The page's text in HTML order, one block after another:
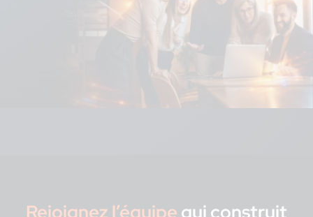
Rejoignez l’équipe qui construit